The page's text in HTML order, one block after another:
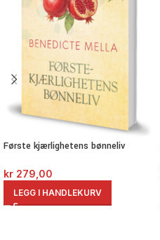
Første kjærlighetens bønneliv
kr 279,00
LEGG I HANDLEKURV